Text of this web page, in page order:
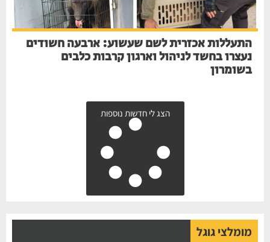
התעללות אכזרית לשם שעשוע: ארבעה חשודים
נעצרו בחשד לניהול וארגון קרבות כלבים
בשומרון
הצג לי חדשות נוספות
מומלצי גוגל